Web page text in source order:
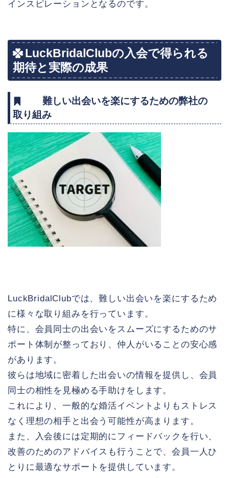
インスピレーションとなるのです。
LuckBridalClubの入会で得られる
期待と実際の成果
難しい出会いを楽にするための弊社の
取り組み
LuckBridalClubでは、難しい出会いを楽にするため
に様々な取り組みを行っています。
特に、会員同士の出会いをスムーズにするためのサ
ポート体制が整っており、仲人がいることの安心感
があります。
彼らは地域に密着した出会いの情報を提供し、会員
同士の相性を見極める手助けをします。
これにより、一般的な婚活イベントよりもストレス
なく理想の相手と出会う可能性が高まります。
また、入会後には定期的にフィードバックを行い、
改善のためのアドバイスも行うことで、会員一人ひ
とりに最適なサポートを提供しています。